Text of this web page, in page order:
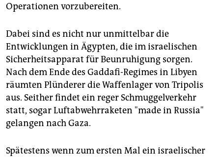
Operationen vorzubereiten.
Dabei sind es nicht nur unmittelbar die
Entwicklungen in Ägypten, die im israelischen
Sicherheitsapparat für Beunruhigung sorgen.
Nach dem Ende des Gaddafi-Regimes in Libyen
räumten Plünderer die Waffenlager von Tripolis
aus. Seither findet ein reger Schmuggelverkehr
statt, sogar Luftabwehrraketen "made in Russia"
gelangen nach Gaza.
Spätestens wenn zum ersten Mal ein israelischer